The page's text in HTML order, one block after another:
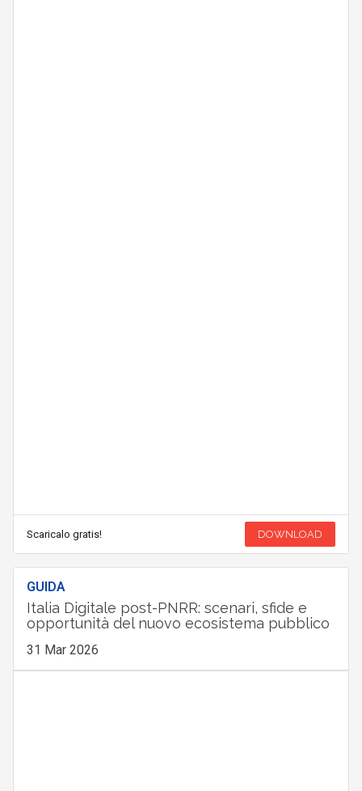
Scaricalo gratis! DOWNLOAD
GUIDA
Italia Digitale post-PNRR: scenari, sfide e
opportunità del nuovo ecosistema pubblico
31 Mar 2026